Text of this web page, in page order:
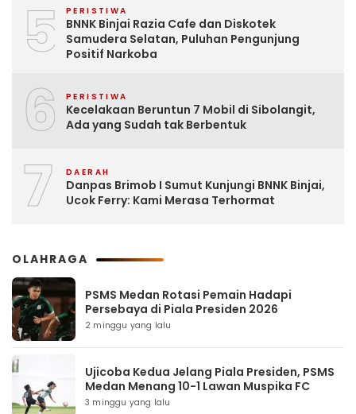
5 PERISTIWA
BNNK Binjai Razia Cafe dan Diskotek
Samudera Selatan, Puluhan Pengunjung
Positif Narkoba
6 PERISTIWA
Kecelakaan Beruntun 7 Mobil di Sibolangit,
Ada yang Sudah tak Berbentuk
7 DAERAH
Danpas Brimob I Sumut Kunjungi BNNK Binjai,
Ucok Ferry: Kami Merasa Terhormat
OLAHRAGA
PSMS Medan Rotasi Pemain Hadapi
Persebaya di Piala Presiden 2026
2 minggu yang lalu
Ujicoba Kedua Jelang Piala Presiden, PSMS
Medan Menang 10-1 Lawan Muspika FC
3 minggu yang lalu